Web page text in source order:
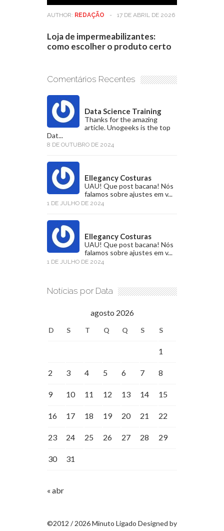
AUTHOR: REDAÇÃO - 17 DE ABRIL DE 2026
Loja de impermeabilizantes:
como escolher o produto certo
Comentários Recentes
Data Science Training
Thanks for the amazing
article. Unogeeks is the top
Dat...
8 DE OUTUBRO DE 2024
Ellegancy Costuras
UAU! Que post bacana! Nós
falamos sobre ajustes em v...
1 DE JULHO DE 2024
Ellegancy Costuras
UAU! Que post bacana! Nós
falamos sobre ajustes em v...
1 DE JULHO DE 2024
Notícias por Data
agosto 2026
D S T Q Q S S
1
2 3 4 5 6 7 8
9 10 11 12 13 14 15
16 17 18 19 20 21 22
23 24 25 26 27 28 29
30 31
« abr
©2012 / 2026 Minuto Ligado Designed by